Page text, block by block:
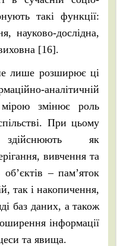
такі функції:
науково-дослідна,
[16].
лише розширює ці
аналітичній
змінює роль
При цьому
як
вивчення та
– пам’яток
так і накопичення,
баз даних, а також
інформації
та явища.